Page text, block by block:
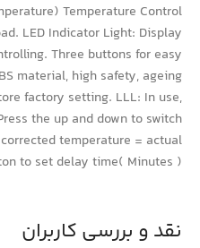
Temperature Control
LED Indicator Light: Display
Three buttons for easy
material, high safety, ageing
factory setting. LLL: In use,
the up and down to switch
temperature = actual
to set delay time( Minutes )
نقد و بررسی کاربران